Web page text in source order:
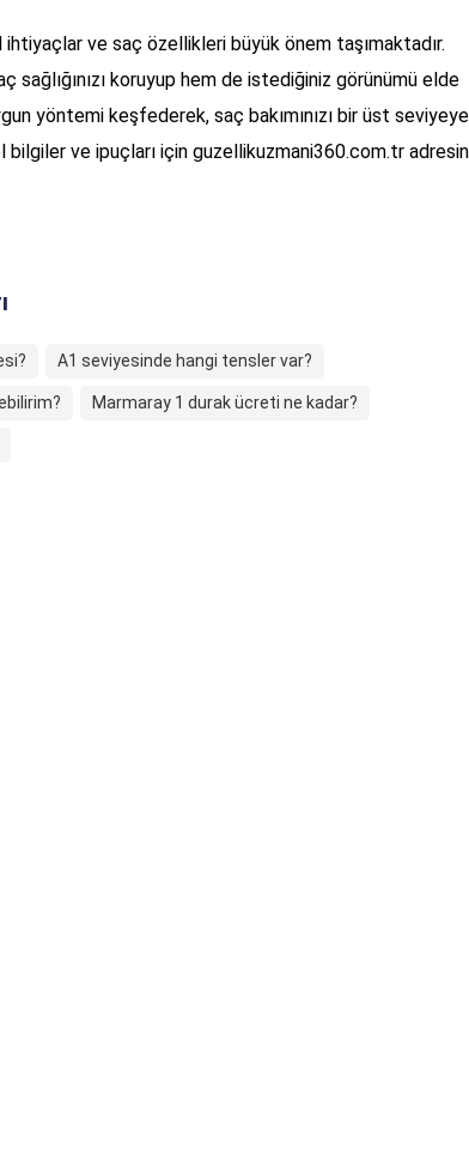
ve saç özellikleri büyük önem taşımaktadır.
sağlığınızı koruyup hem de istediğiniz görünümü elde
yöntemi keşfederek, saç bakımınızı bir üst seviyeye
bilgiler ve ipuçları için guzellikuzmani360.com.tr
A1 seviyesinde hangi tensler var?
Marmaray 1 durak ücreti ne kadar?